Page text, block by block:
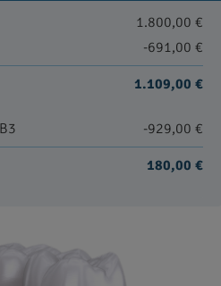
1.800,00 €
-691,00 €
1.109,00 €
-929,00 €
180,00 €